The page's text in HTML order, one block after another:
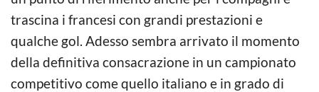
trascina i francesi con grandi prestazioni e
qualche gol. Adesso sembra arrivato il momento
della definitiva consacrazione in un campionato
competitivo come quello italiano e in grado di